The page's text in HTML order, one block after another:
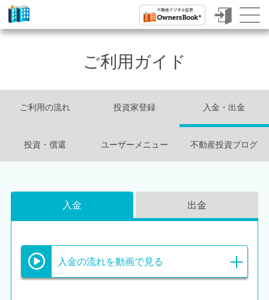
ク
ド
フ
ン
ィ
で
不
ご利用ガイド
ご利用の流れ 投資家登録 入金・出金
投資・償還 ユーザーメニュー 不動産投資ブログ
入金
入金の流れを動画で見る
出金